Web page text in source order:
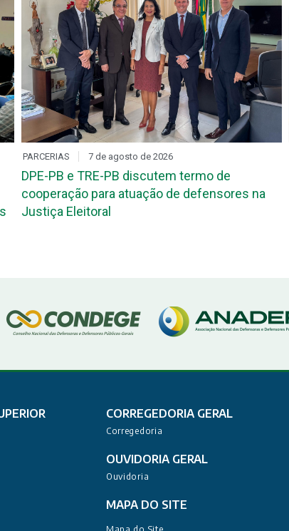
PARCERIAS 7 de agosto de 2026
DPE-PB e TRE-PB discutem termo de
cooperação para atuação de defensores na
Justiça Eleitoral
CORREGEDORIA GERAL
Corregedoria
OUVIDORIA GERAL
Ouvidoria
MAPA DO SITE